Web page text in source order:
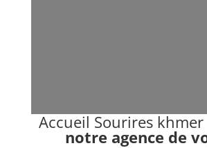
Accueil Sourires khmer
notre agence de